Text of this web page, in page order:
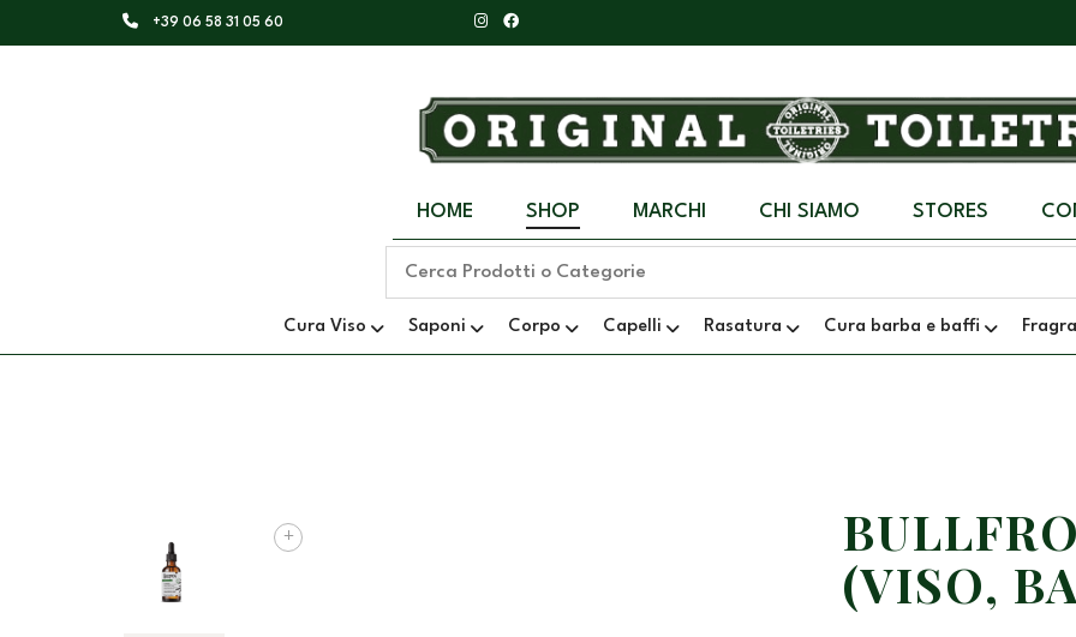
+39 06 58 31 05 60
HOME SHOP MARCHI CHI SIAMO STORES
Cura Viso Saponi Corpo Capelli Rasatura Cura barba e baffi
+
(VISO,